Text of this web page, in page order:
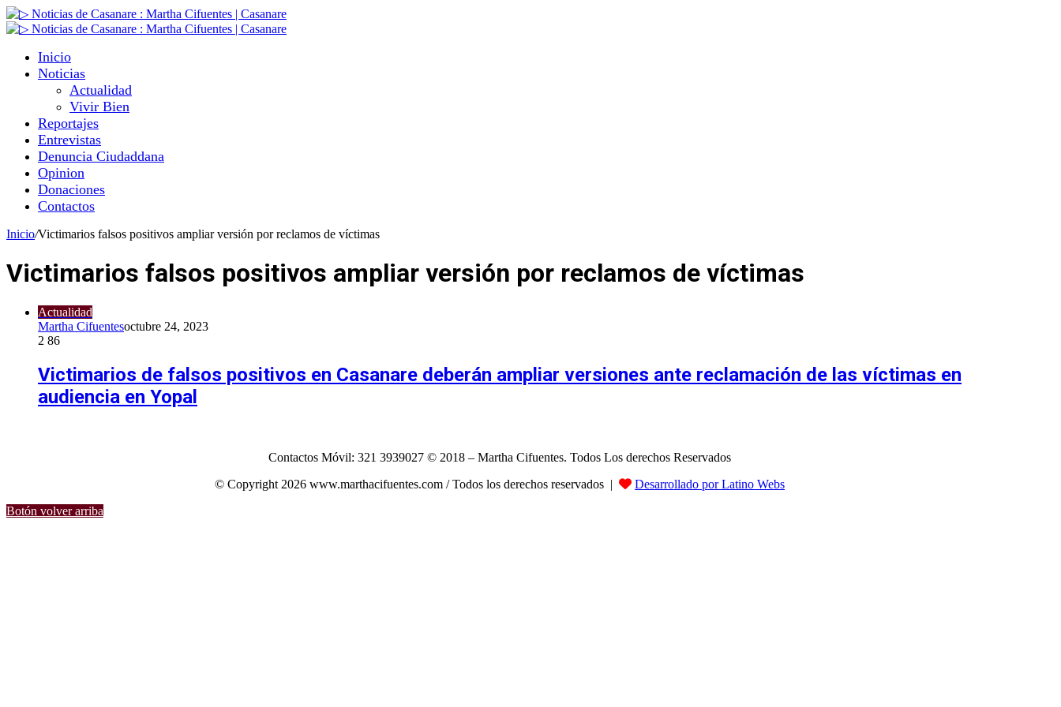
Inicio
Noticias
Actualidad
Vivir Bien
Reportajes
Entrevistas
Denuncia Ciudaddana
Opinion
Donaciones
Contactos
Inicio/Victimarios falsos positivos ampliar versión por reclamos de víctimas
Victimarios falsos positivos ampliar versión por reclamos de víctimas
Actualidad
Martha Cifuentesoctubre 24, 2023
2 86
Victimarios de falsos positivos en Casanare deberán ampliar versiones ante reclamación de las víctimas en
audiencia en Yopal
Contactos Móvil: 321 3939027 © 2018 – Martha Cifuentes. Todos Los derechos Reservados
© Copyright 2026 www.marthacifuentes.com / Todos los derechos reservados |
Desarrollado por Latino Webs
Botón volver arriba